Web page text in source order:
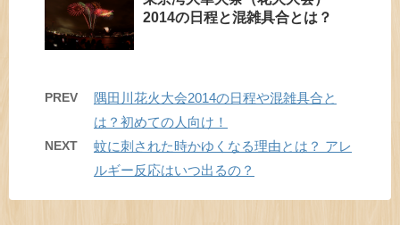
2014の日程と混雑具合とは？
PREV
隅田川花火大会2014の日程や混雑具合と
は？初めての人向け！
NEXT
蚊に刺された時かゆくなる理由とは？ アレ
ルギー反応はいつ出るの？